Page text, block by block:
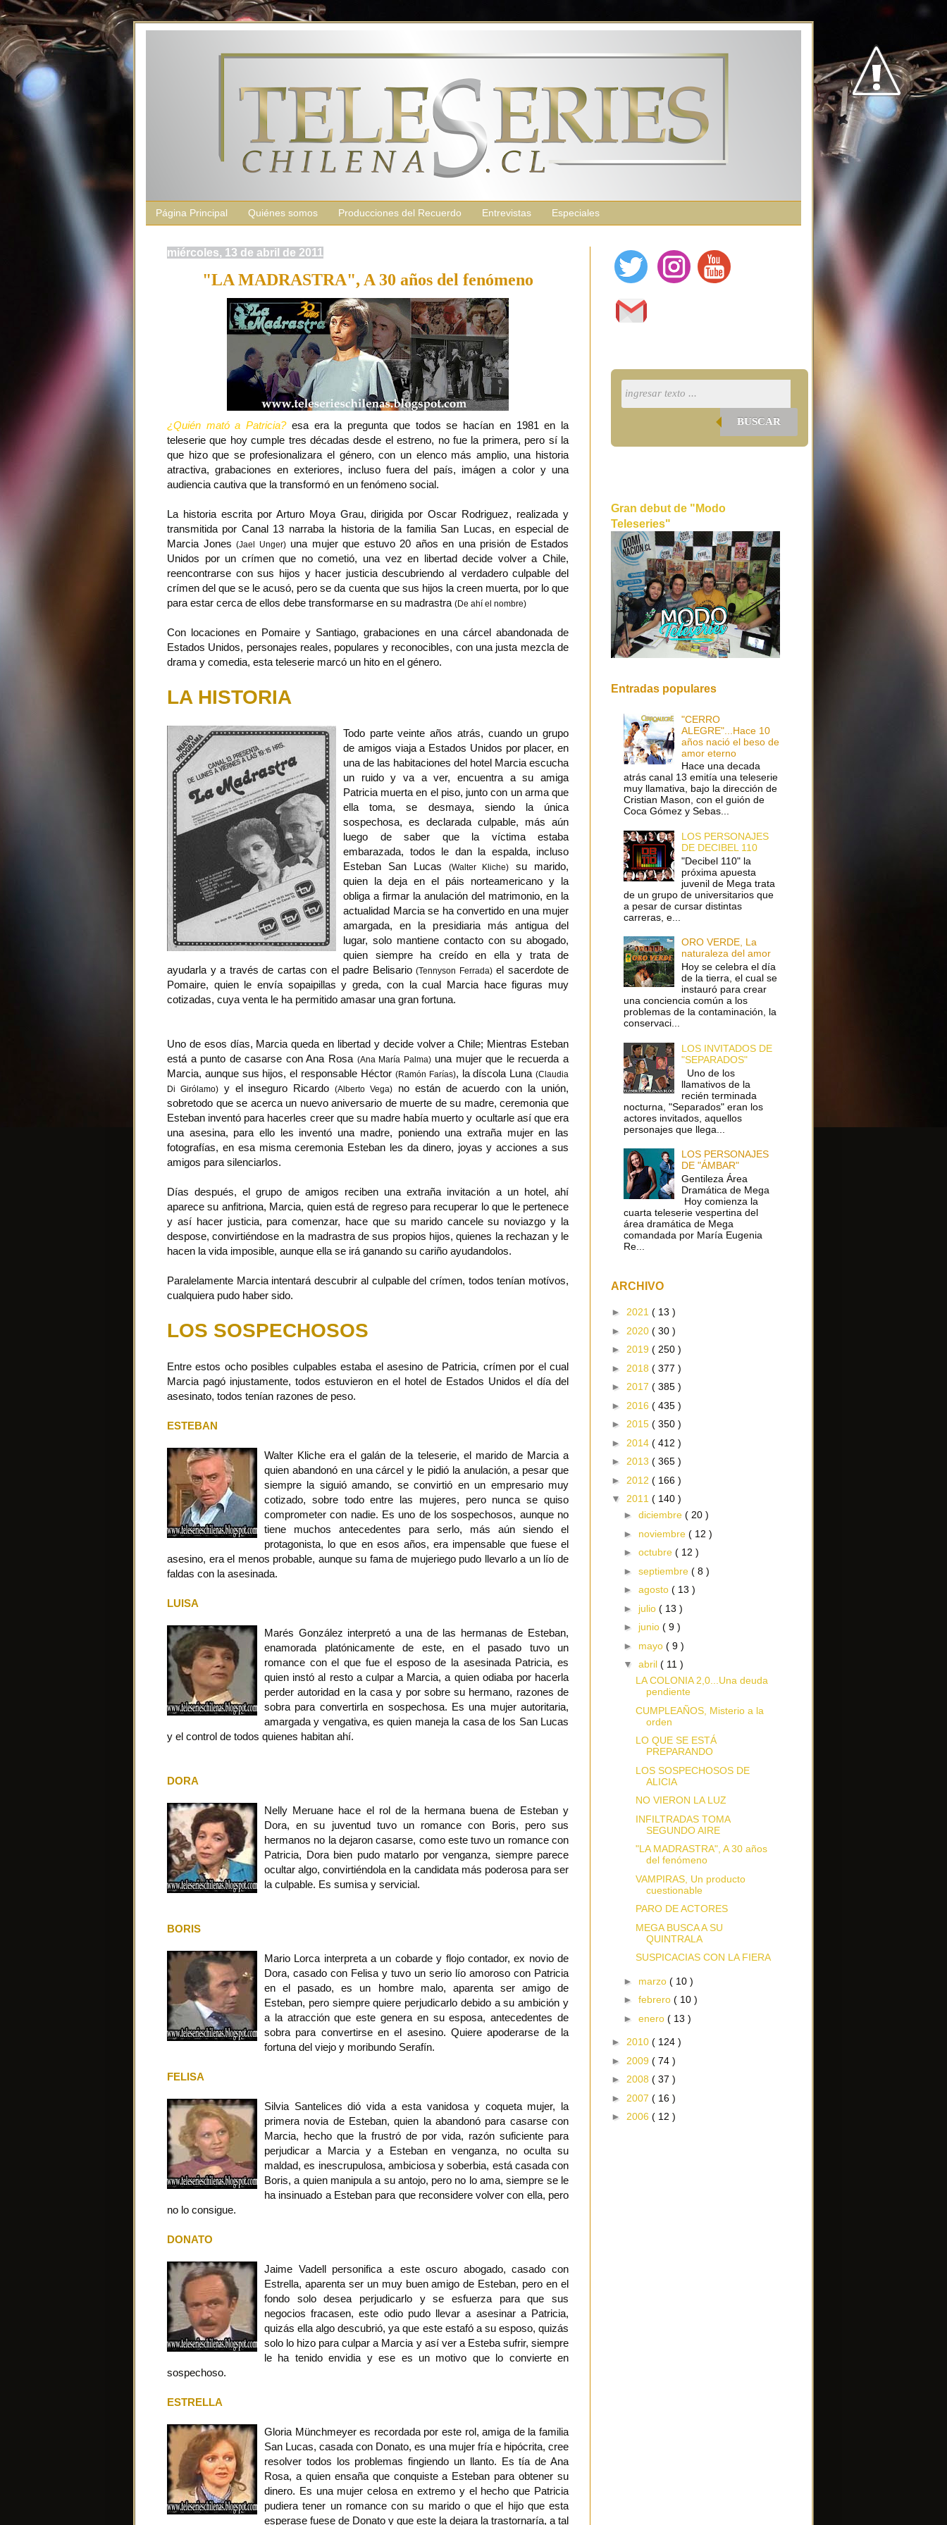
Página Principal Quiénes somos Producciones del Recuerdo Entrevistas Especiales
miércoles, 13 de abril de 2011
"LA MADRASTRA", A 30 años del fenómeno
¿Quién mató a Patricia?esa era la pregunta que todos se hacían en 1981 en la
teleserie que hoy cumple tres décadas desde el estreno, no fue la primera, pero sí la
que hizo que se profesionalizara el género, con un elenco más amplio, una historia
atractiva, grabaciones en exteriores, incluso fuera del país, imágen a color y una
audiencia cautiva que la transformó en un fenómeno social.
La historia escrita por Arturo Moya Grau, dirigida por Oscar Rodriguez, realizada y
transmitida por Canal 13 narraba la historia de la familia San Lucas, en especial de
Marcia Jones (Jael Unger)una mujer que estuvo 20 años en una prisión de Estados
Unidos por un crímen que no cometió, una vez en libertad decide volver a Chile,
reencontrarse con sus hijos y hacer justicia descubriendo al verdadero culpable del
crímen del que se le acusó, pero se da cuenta que sus hijos la creen muerta, por lo que
para estar cerca de ellos debe transformarse en su madrastra (De ahí el nombre)
Con locaciones en Pomaire y Santiago, grabaciones en una cárcel abandonada de
Estados Unidos, personajes reales, populares y reconocibles, con una justa mezcla de
drama y comedia, esta teleserie marcó un hito en el género.
LA HISTORIA
Todo parte veinte años atrás, cuando un grupo
de amigos viaja a Estados Unidos por placer, en
una de las habitaciones del hotel Marcia escucha
un ruido y va a ver, encuentra a su amiga
Patricia muerta en el piso, junto con un arma que
ella toma, se desmaya, siendo la única
sospechosa, es declarada culpable, más aún
luego de saber que la víctima estaba
embarazada, todos le dan la espalda, incluso
Esteban San Lucas
(Walter Kliche)
su marido,
quien la deja en el páis norteamericano y la
obliga a firmar la anulación del matrimonio, en la
actualidad Marcia se ha convertido en una mujer
amargada, en la presidiaria más antigua del
lugar, solo mantiene contacto con su abogado,
quien siempre ha creído en ella y trata de
ayudarla y a través de cartas con el padre Belisario (Tennyson Ferrada)el sacerdote de
Pomaire, quien le envía sopaipillas y greda, con la cual Marcia hace figuras muy
cotizadas, cuya venta le ha permitido amasar una gran fortuna.
Uno de esos días, Marcia queda en libertad y decide volver a Chile; Mientras Esteban
está a punto de casarse con Ana Rosa (Ana María Palma)una mujer que le recuerda a
Marcia, aunque sus hijos, el responsable Héctor (Ramón Farías), la díscola Luna(Claudia
Di Girólamo)y el inseguro Ricardo(Alberto Vega)
no están de acuerdo con la unión,
sobretodo que se acerca un nuevo aniversario de muerte de su madre, ceremonia que
Esteban inventó para hacerles creer que su madre había muerto y ocultarle así que era
una asesina, para ello les inventó una madre, poniendo una extraña mujer en las
fotografías, en esa misma ceremonia Esteban les da dinero, joyas y acciones a sus
amigos para silenciarlos.
Días después, el grupo de amigos reciben una extraña invitación a un hotel, ahí
aparece su anfitriona, Marcia, quien está de regreso para recuperar lo que le pertenece
y así hacer justicia, para comenzar, hace que su marido cancele su noviazgo y la
despose, convirtiéndose en la madrastra de sus propios hijos, quienes la rechazan y le
hacen la vida imposible, aunque ella se irá ganando su cariño ayudandolos.
Paralelamente Marcia intentará descubrir al culpable del crímen, todos tenían motívos,
cualquiera pudo haber sido.
LOS SOSPECHOSOS
Entre estos ocho posibles culpables estaba el asesino de Patricia, crímen por el cual
Marcia pagó injustamente, todos estuvieron en el hotel de Estados Unidos el día del
asesinato, todos tenían razones de peso.
ESTEBAN
Walter Kliche era el galán de la teleserie, el marido de Marcia a
quien abandonó en una cárcel y le pidió la anulación, a pesar que
siempre la siguió amando, se convirtió en un empresario muy
cotizado, sobre todo entre las mujeres, pero nunca se quiso
comprometer con nadie. Es uno de los sospechosos, aunque no
tiene muchos antecedentes para serlo, más aún siendo el
protagonista, lo que en esos años, era impensable que fuese el
asesino, era el menos probable, aunque su fama de mujeriego pudo llevarlo a un lío de
faldas con la asesinada.
LUISA
Marés González interpretó a una de las hermanas de Esteban,
enamorada platónicamente de este, en el pasado tuvo un
romance con el que fue el esposo de la asesinada Patricia, es
quien instó al resto a culpar a Marcia, a quien odiaba por hacerla
perder autoridad en la casa y por sobre su hermano, razones de
sobra para convertirla en sospechosa. Es una mujer autoritaria,
amargada y vengativa, es quien maneja la casa de los San Lucas
y el control de todos quienes habitan ahí.
DORA
Nelly Meruane hace el rol de la hermana buena de Esteban y
Dora, en su juventud tuvo un romance con Boris, pero sus
hermanos no la dejaron casarse, como este tuvo un romance con
Patricia, Dora bien pudo matarlo por venganza, siempre parece
ocultar algo, convirtiéndola en la candidata más poderosa para ser
la culpable. Es sumisa y servicial.
BORIS
Mario Lorca interpreta a un cobarde y flojo contador, ex novio de
Dora, casado con Felisa y tuvo un serio lío amoroso con Patricia
en el pasado, es un hombre malo, aparenta ser amigo de
Esteban, pero siempre quiere perjudicarlo debido a su ambición y
a la atracción que este genera en su esposa, antecedentes de
sobra para convertirse en el asesino. Quiere apoderarse de la
fortuna del viejo y moribundo Serafín.
FELISA
Silvia Santelices dió vida a esta vanidosa y coqueta mujer, la
primera novia de Esteban, quien la abandonó para casarse con
Marcia, hecho que la frustró de por vida, razón suficiente para
perjudicar a Marcia y a Esteban en venganza, no oculta su
maldad, es inescrupulosa, ambiciosa y soberbia, está casada con
Boris, a quien manipula a su antojo, pero no lo ama, siempre se le
ha insinuado a Esteban para que reconsidere volver con ella, pero
no lo consigue.
DONATO
Jaime Vadell personifica a este oscuro abogado, casado con
Estrella, aparenta ser un muy buen amigo de Esteban, pero en el
fondo solo desea perjudicarlo y se esfuerza para que sus
negocios fracasen, este odio pudo llevar a asesinar a Patricia,
quizás ella algo descubrió, ya que este estafó a su esposo, quizás
solo lo hizo para culpar a Marcia y así ver a Esteba sufrir, siempre
le ha tenido envidia y ese es un motivo que lo convierte en
sospechoso.
ESTRELLA
Gloria Münchmeyer es recordada por este rol, amiga de la familia
San Lucas, casada con Donato, es una mujer fría e hipócrita, cree
resolver todos los problemas fingiendo un llanto. Es tía de Ana
Rosa, a quien ensaña que conquiste a Esteban para obtener su
dinero. Es una mujer celosa en extremo y el hecho que Patricia
pudiera tener un romance con su marido o que el hijo que esta
esperase fuese de Donato y que este la dejara la trastornaría, a tal
BUSCAR
Gran debut de "Modo
Teleseries"
Entradas populares
"CERRO
ALEGRE"...Hace 10
años nació el beso de
amor eterno
Hace una decada
atrás canal 13 emitía una teleserie
muy llamativa, bajo la dirección de
Cristian Mason, con el guión de
Coca Gómez y Sebas...
LOS PERSONAJES
DE DECIBEL 110
"Decibel 110" la
próxima apuesta
juvenil de Mega trata
de un grupo de universitarios que
a pesar de cursar distintas
carreras, e...
ORO VERDE, La
naturaleza del amor
Hoy se celebra el día
de la tierra, el cual se
instauró para crear
una conciencia común a los
problemas de la contaminación, la
conservaci...
LOS INVITADOS DE
"SEPARADOS"
Uno de los
llamativos de la
recién terminada
nocturna, "Separados" eran los
actores invitados, aquellos
personajes que llega...
LOS PERSONAJES
DE "ÁMBAR"
Gentileza Área
Dramática de Mega
Hoy comienza la
cuarta teleserie vespertina del
área dramática de Mega
comandada por María Eugenia
Re...
ARCHIVO
► 2021 ( 13 )
► 2020 ( 30 )
► 2019 ( 250 )
► 2018 ( 377 )
► 2017 ( 385 )
► 2016 ( 435 )
► 2015 ( 350 )
► 2014 ( 412 )
► 2013 ( 365 )
► 2012 ( 166 )
▼ 2011 ( 140 )
► diciembre ( 20 )
► noviembre ( 12 )
► octubre ( 12 )
► septiembre ( 8 )
► agosto ( 13 )
► julio ( 13 )
► junio ( 9 )
► mayo ( 9 )
▼ abril ( 11 )
LA COLONIA 2,0...Una deuda
pendiente
CUMPLEAÑOS, Misterio a la
orden
LO QUE SE ESTÁ
PREPARANDO
LOS SOSPECHOSOS DE
ALICIA
NO VIERON LA LUZ
INFILTRADAS TOMA
SEGUNDO AIRE
"LA MADRASTRA", A 30 años
del fenómeno
VAMPIRAS, Un producto
cuestionable
PARO DE ACTORES
MEGA BUSCA A SU
QUINTRALA
SUSPICACIAS CON LA FIERA
► marzo ( 10 )
► febrero ( 10 )
► enero ( 13 )
► 2010 ( 124 )
► 2009 ( 74 )
► 2008 ( 37 )
► 2007 ( 16 )
► 2006 ( 12 )